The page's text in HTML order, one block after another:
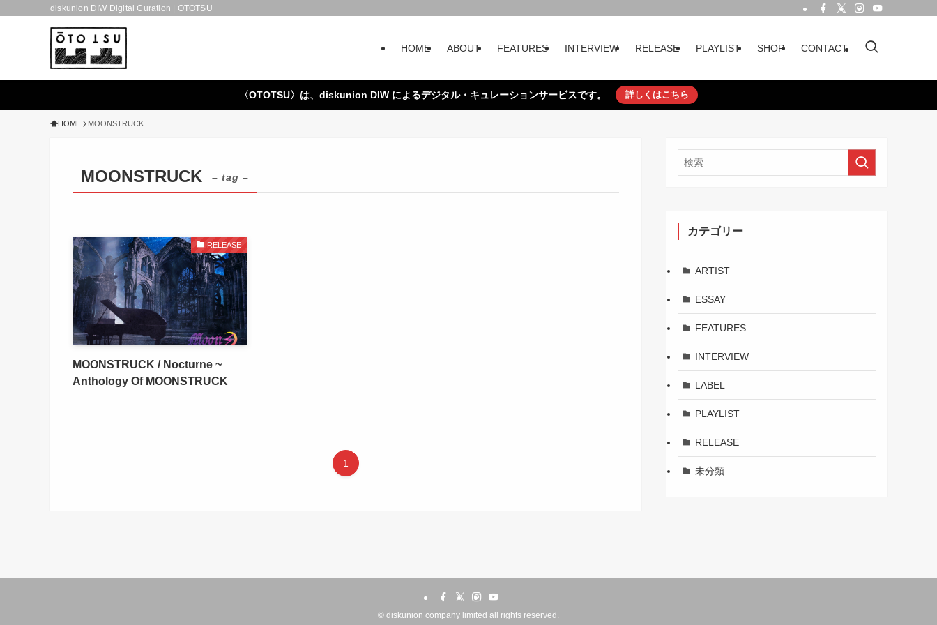
diskunion DIW Digital Curation | OTOTSU
HOME ABOUT FEATURES INTERVIEW RELEASE PLAYLIST SHOP CONTACT
〈OTOTSU〉は、diskunion DIW によるデジタル・キュレーションサービスです。 詳しくはこちら
HOME MOONSTRUCK
MOONSTRUCK – tag –
RELEASE
MOONSTRUCK / Nocturne ~
Anthology Of MOONSTRUCK
1
カテゴリー
ARTIST
ESSAY
FEATURES
INTERVIEW
LABEL
PLAYLIST
RELEASE
未分類
© diskunion company limited all rights reserved.